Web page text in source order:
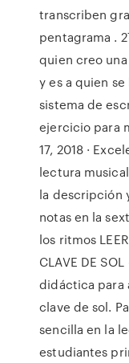
transcriben
pentagrama .
quien creo
y es a quien
sistema de
ejercicio para
17, 2018 ·
lectura
la descripción
notas en la
los ritmos
CLAVE DE
didáctica para
clave de sol.
sencilla en la
estudiantes